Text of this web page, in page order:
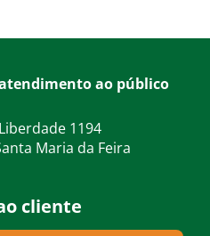
ao público
1194
Maria da Feira
cliente